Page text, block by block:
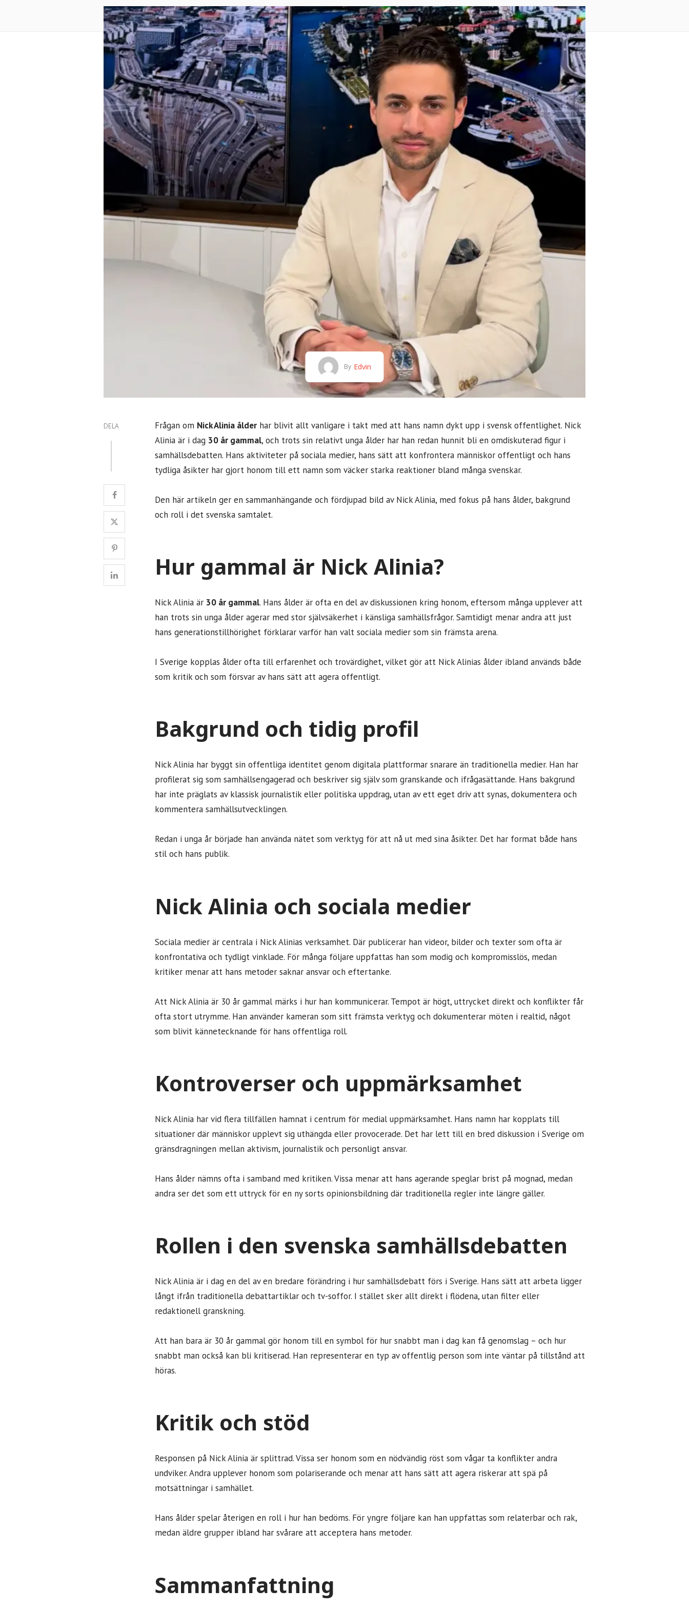
By Edvin
DELA Frågan om Nick Alinia ålder har blivit allt vanligare i takt med att hans namn dykt upp i svensk offentlighet. Nick
Alinia är i dag 30 år gammal, och trots sin relativt unga ålder har han redan hunnit bli en omdiskuterad figur i
samhällsdebatten. Hans aktiviteter på sociala medier, hans sätt att konfrontera människor offentligt och hans
tydliga åsikter har gjort honom till ett namn som väcker starka reaktioner bland många svenskar.
Den här artikeln ger en sammanhängande och fördjupad bild av Nick Alinia, med fokus på hans ålder, bakgrund
och roll i det svenska samtalet.
Hur gammal är Nick Alinia?
Nick Alinia är 30 år gammal. Hans ålder är ofta en del av diskussionen kring honom, eftersom många upplever att
han trots sin unga ålder agerar med stor självsäkerhet i känsliga samhällsfrågor. Samtidigt menar andra att just
hans generationstillhörighet förklarar varför han valt sociala medier som sin främsta arena.
I Sverige kopplas ålder ofta till erfarenhet och trovärdighet, vilket gör att Nick Alinias ålder ibland används både
som kritik och som försvar av hans sätt att agera offentligt.
Bakgrund och tidig profil
Nick Alinia har byggt sin offentliga identitet genom digitala plattformar snarare än traditionella medier. Han har
profilerat sig som samhällsengagerad och beskriver sig själv som granskande och ifrågasättande. Hans bakgrund
har inte präglats av klassisk journalistik eller politiska uppdrag, utan av ett eget driv att synas, dokumentera och
kommentera samhällsutvecklingen.
Redan i unga år började han använda nätet som verktyg för att nå ut med sina åsikter. Det har format både hans
stil och hans publik.
Nick Alinia och sociala medier
Sociala medier är centrala i Nick Alinias verksamhet. Där publicerar han videor, bilder och texter som ofta är
konfrontativa och tydligt vinklade. För många följare uppfattas han som modig och kompromisslös, medan
kritiker menar att hans metoder saknar ansvar och eftertanke.
Att Nick Alinia är 30 år gammal märks i hur han kommunicerar. Tempot är högt, uttrycket direkt och konflikter får
ofta stort utrymme. Han använder kameran som sitt främsta verktyg och dokumenterar möten i realtid, något
som blivit kännetecknande för hans offentliga roll.
Kontroverser och uppmärksamhet
Nick Alinia har vid flera tillfällen hamnat i centrum för medial uppmärksamhet. Hans namn har kopplats till
situationer där människor upplevt sig uthängda eller provocerade. Det har lett till en bred diskussion i Sverige om
gränsdragningen mellan aktivism, journalistik och personligt ansvar.
Hans ålder nämns ofta i samband med kritiken. Vissa menar att hans agerande speglar brist på mognad, medan
andra ser det som ett uttryck för en ny sorts opinionsbildning där traditionella regler inte längre gäller.
Rollen i den svenska samhällsdebatten
Nick Alinia är i dag en del av en bredare förändring i hur samhällsdebatt förs i Sverige. Hans sätt att arbeta ligger
långt ifrån traditionella debattartiklar och tv-soffor. I stället sker allt direkt i flödena, utan filter eller
redaktionell granskning.
Att han bara är 30 år gammal gör honom till en symbol för hur snabbt man i dag kan få genomslag – och hur
snabbt man också kan bli kritiserad. Han representerar en typ av offentlig person som inte väntar på tillstånd att
höras.
Kritik och stöd
Responsen på Nick Alinia är splittrad. Vissa ser honom som en nödvändig röst som vågar ta konflikter andra
undviker. Andra upplever honom som polariserande och menar att hans sätt att agera riskerar att spä på
motsättningar i samhället.
Hans ålder spelar återigen en roll i hur han bedöms. För yngre följare kan han uppfattas som relaterbar och rak,
medan äldre grupper ibland har svårare att acceptera hans metoder.
Sammanfattning